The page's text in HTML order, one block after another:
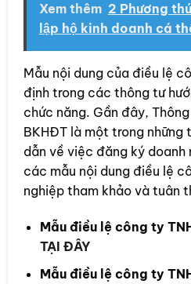
Xem thêm 2 Phương
lập hộ kinh doanh cá
Mẫu nội dung của điều lệ
định trong các thông tư
chức năng. Gần đây,
BKHĐT là một trong những
dẫn về việc đăng ký doanh
các mẫu nội dung điều lệ
nghiệp tham khảo và tuân
Mẫu điều lệ công ty
TẠI ĐÂY
Mẫu điều lệ công ty